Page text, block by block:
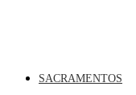
SACRAMENTOS